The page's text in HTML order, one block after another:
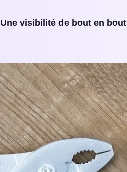
Une visibilité de bout en bout